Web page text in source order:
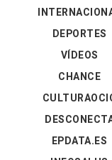
DEPORTES
VÍDEOS
CHANCE
EPDATA.ES